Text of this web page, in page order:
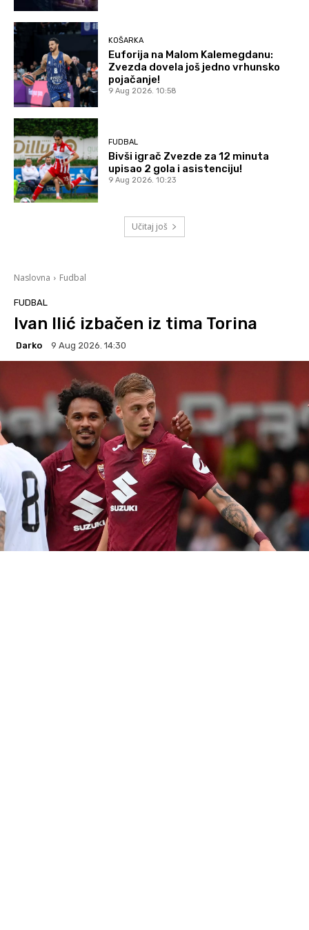
KOŠARKA
Euforija na Malom Kalemegdanu:
Zvezda dovela još jedno vrhunsko
pojačanje!
9 Aug 2026. 10:58
FUDBAL
Bivši igrač Zvezde za 12 minuta
upisao 2 gola i asistenciju!
9 Aug 2026. 10:23
Učitaj još